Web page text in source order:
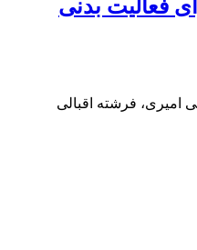
فعالیت بدنی
امیری، فرشته اقبالی